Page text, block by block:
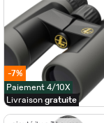
-7%
Paiement 4/10X
Livraison gratuite